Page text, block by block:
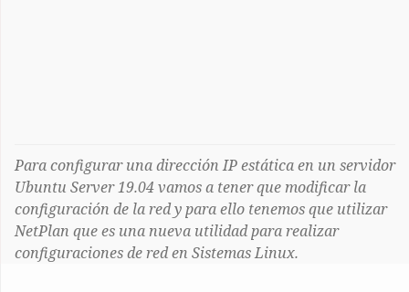
Para configurar una dirección IP estática en un servidor
Ubuntu Server 19.04 vamos a tener que modificar la
configuración de la red y para ello tenemos que utilizar
NetPlan que es una nueva utilidad para realizar
configuraciones de red en Sistemas Linux.